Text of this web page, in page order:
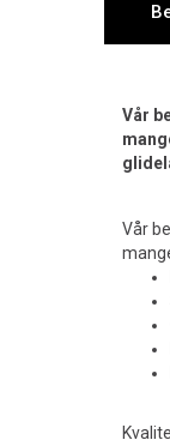
Vår
Vår